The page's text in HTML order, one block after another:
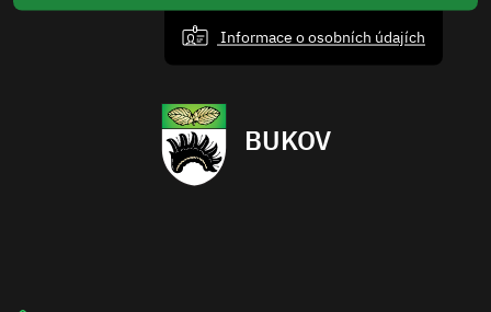
Informace o osobních údajích
BUKOV